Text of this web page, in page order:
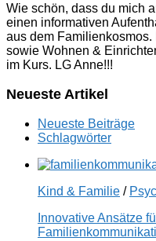
Wie schön, dass du mich
einen informativen
aus dem
sowie Wohnen &
im Kurs. LG Anne!!!
Neueste Artikel
Neueste Beiträge
Schlagwörter
Kind & Familie /
Innovative Ansätze